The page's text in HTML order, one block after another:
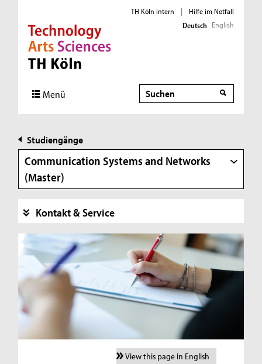
Direkt zur Hauptnavigation
Direkt zur Subnavigation
Direkt zum Inhalt
Direkt zum Fußbereich
TH Köln intern |
Hilfe im Notfall
Deutsch English
Menü Suche
Studiengänge
Communication Systems and Networks
(Master)
Kontakt & Service
View this page in English